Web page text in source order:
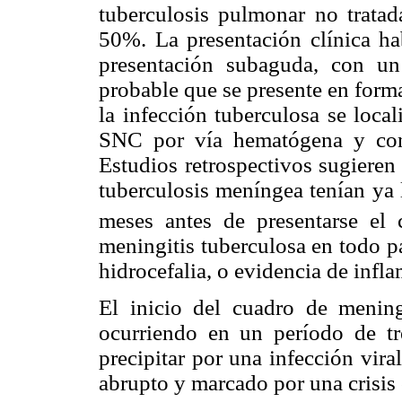
tuberculosis pulmonar no
50%. La presentación clínica
presentación subaguda, con
probable que se presente en
la infección tuberculosa se
SNC por vía hematógena y
Estudios retrospectivos
tuberculosis meníngea tenían
meses antes de presentarse
meningitis tuberculosa en todo
hidrocefalia, o evidencia de
El inicio del cuadro de
ocurriendo en un período de
precipitar por una infección
abrupto y marcado por una